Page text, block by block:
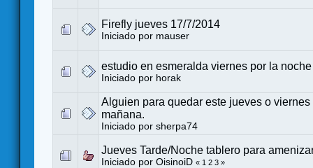
Firefly jueves 17/7/2014
Iniciado por mauser
estudio en esmeralda viernes por la noche
Iniciado por horak
Alguien para quedar este jueves o viernes
mañana.
Iniciado por sherpa74
Jueves Tarde/Noche tablero para
Iniciado por OisinoiD « 1 2 3 »